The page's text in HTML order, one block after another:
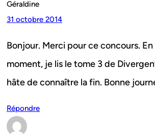
Géraldine
31 octobre 2014
Bonjour. Merci pour ce concours.
moment, je lis le tome 3 de
hâte de connaître la fin. Bonne
Répondre